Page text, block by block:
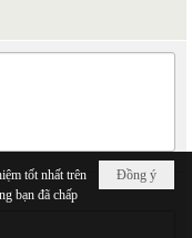
Đồng ý
tốt nhất trên
bạn đã chấp